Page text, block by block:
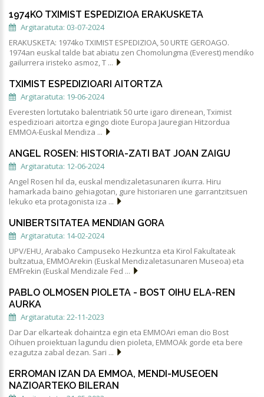
1974KO TXIMIST ESPEDIZIOA ERAKUSKETA
Argitaratuta: 03-07-2024
ERAKUSKETA: 1974ko TXIMIST ESPEDIZIOA, 50 URTE GEROAGO.
1974an euskal talde bat abiatu zen Chomolungma (Everest) mendiko
gailurrera iristeko asmoz, T ...
TXIMIST ESPEDIZIOARI AITORTZA
Argitaratuta: 19-06-2024
Everesten lortutako balentriatik 50 urte igaro direnean, Tximist
espedizioari aitortza egingo diote Europa Jauregian Hitzordua
EMMOA-Euskal Mendiza ...
ANGEL ROSEN: HISTORIA-ZATI BAT JOAN ZAIGU
Argitaratuta: 12-06-2024
Angel Rosen hil da, euskal mendizaletasunaren ikurra. Hiru
hamarkada baino gehiagotan, gure historiaren une garrantzitsuen
lekuko eta protagonista iza ...
UNIBERTSITATEA MENDIAN GORA
Argitaratuta: 14-02-2024
UPV/EHU, Arabako Campuseko Hezkuntza eta Kirol Fakultateak
bultzatua, EMMOArekin (Euskal Mendizaletasunaren Museoa) eta
EMFrekin (Euskal Mendizale Fed ...
PABLO OLMOSEN PIOLETA - BOST OIHU ELA-REN
AURKA
Argitaratuta: 22-11-2023
Dar Dar elkarteak dohaintza egin eta EMMOAri eman dio Bost
Oihuen proiektuan lagundu dien pioleta, EMMOAk gorde eta bere
ezagutza zabal dezan. Sari ...
ERROMAN IZAN DA EMMOA, MENDI-MUSEOEN
NAZIOARTEKO BILERAN